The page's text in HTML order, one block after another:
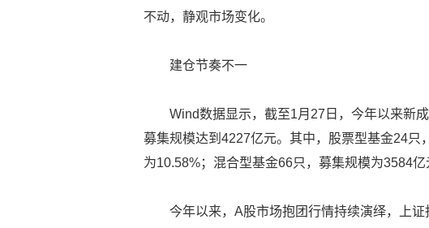
不动，静观市场变化。
建仓节奏不一
Wind数据显示，截至1月27日，今年以来新
募集规模达到4227亿元。其中，股票型基金24只
为10.58%；混合型基金66只，募集规模为3584亿
今年以来，A股市场抱团行情持续演绎，上